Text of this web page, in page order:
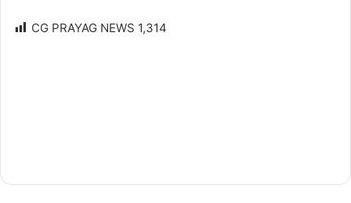
CG PRAYAG NEWS 1,314